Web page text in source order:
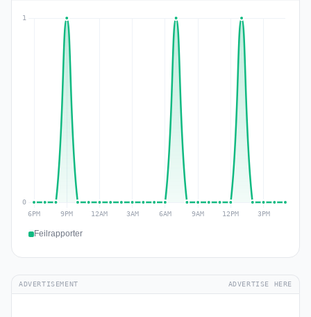
Feilrapporter
ADVERTISEMENT ADVERTISE HERE